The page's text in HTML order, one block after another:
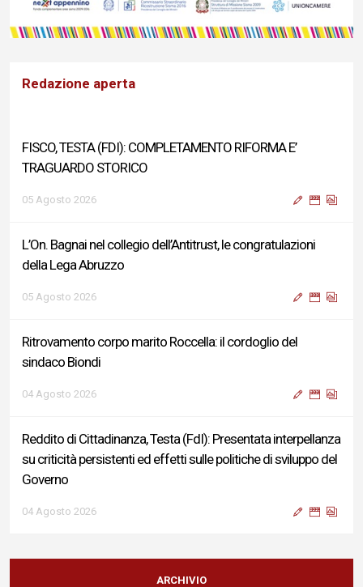
Redazione aperta
FISCO, TESTA (FDI): COMPLETAMENTO RIFORMA E’
TRAGUARDO STORICO
05 Agosto 2026
L’On. Bagnai nel collegio dell’Antitrust, le congratulazioni
della Lega Abruzzo
05 Agosto 2026
Ritrovamento corpo marito Roccella: il cordoglio del
sindaco Biondi
04 Agosto 2026
Reddito di Cittadinanza, Testa (FdI): Presentata interpellanza
su criticità persistenti ed effetti sulle politiche di sviluppo del
Governo
04 Agosto 2026
Sigismondi, Liris e Testa: “Profondo cordoglio e vicinanza al
Ministro Roccella e alla sua famiglia”
ARCHIVIO